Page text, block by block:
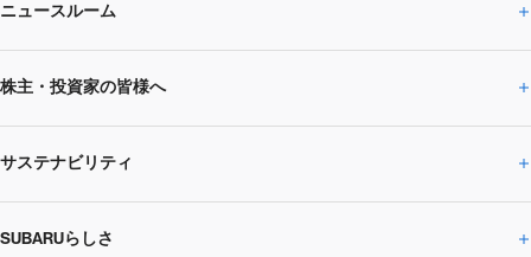
企業情報トップ
SUBARUのありたい姿
SUBARU 2025方針
事業所・関係会社
ニュースルーム
ニュースルームトップ
ニュースリリース
閉じる
株主・投資家の皆様へ
株主・投資家の皆様へトップ
企業・経営
サステナビリティ
サステナビリティトップ
SUBARUらしさ